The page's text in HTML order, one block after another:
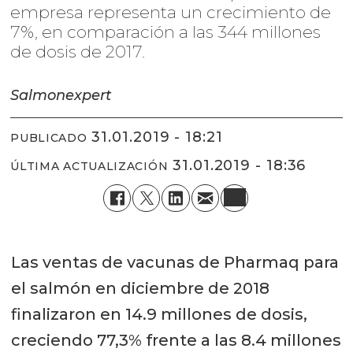
empresa representa un crecimiento de
7%, en comparación a las 344 millones
de dosis de 2017.
Salmonexpert
PUBLICADO 31.01.2019 - 18:21
ÚLTIMA ACTUALIZACIÓN 31.01.2019 - 18:36
Las ventas de vacunas de Pharmaq para
el salmón en diciembre de 2018
finalizaron en 14.9 millones de dosis,
creciendo 77,3% frente a las 8.4 millones